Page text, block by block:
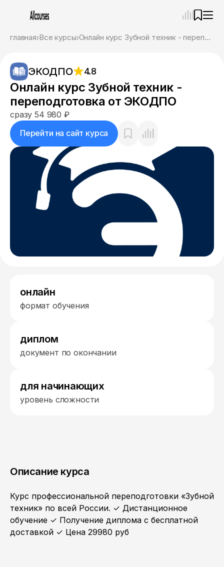
главная Все курсы Онлайн курс Зубной техник - переподготовка от ЭКОДПО
ЭКОДПО 4.8
Онлайн курс Зубной техник -
переподготовка от ЭКОДПО
сразу 54 980 ₽
Перейти на сайт курса
онлайн
формат обучения
диплом
документ по окончании
для начинающих
уровень сложности
Описание курса
Курс профессиональной переподготовки «Зубной
техник» по всей России. ✓ Дистанционное
обучение ✓ Получение диплома с бесплатной
доставкой ✓ Цена 29980 руб
Привет! Я Ваш карьерный навигатор. Подберу
курсы, которые соответствует именно вашим
целям.
Пожалуйста, ответьте на несколько вопросов,
чтобы начать.
Приступим?